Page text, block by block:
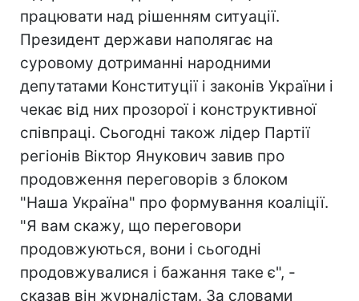
працювати над рішенням ситуації.
Президент держави наполягає на
суровому дотриманні народними
депутатами Конституції і законів України і
чекає від них прозорої і конструктивної
співпраці. Сьогодні також лідер Партії
регіонів Віктор Янукович завив про
продовження переговорів з блоком
"Наша Україна" про формування коаліції.
"Я вам скажу, що переговори
продовжуються, вони і сьогодні
продовжувалися і бажання таке є", -
сказав він журналістам. За словами